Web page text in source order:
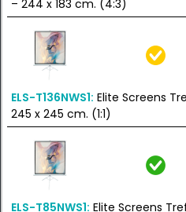
– 244 x 183 cm. (4:3)
ELS-T136NWS1: Elite Screens
245 x 245 cm. (1:1)
ELS-T85NWS1: Elite Screens